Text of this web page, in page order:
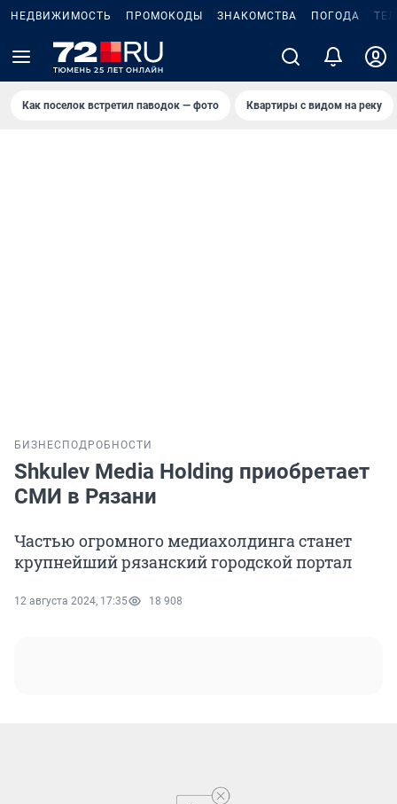
НЕДВИЖИМОСТЬ ПРОМОКОДЫ ЗНАКОМСТВА ПОГОДА
Как поселок встретил паводок — фото Квартиры с видом на реку
БИЗНЕС ПОДРОБНОСТИ
Shkulev Media Holding приобретает
СМИ в Рязани
Частью огромного медиахолдинга станет
крупнейший рязанский городской портал
12 августа 2024, 17:35 18 908